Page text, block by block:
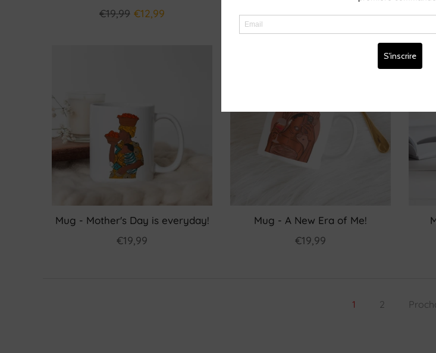
€19,99 €12,99
Mug - Mother's Day is everyday!
€19,99
Mug - A New Era of Me!
€19,99
1 2